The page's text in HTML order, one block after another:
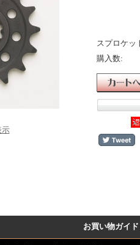
示
スプロケッ
購入数:
お買い物ガイド